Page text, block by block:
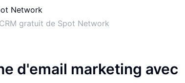
gratuit de Spot Network
d'email marketing avec